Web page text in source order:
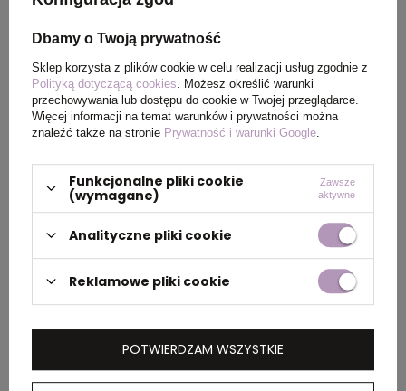
PAKOWANIE
Wymiary
kartonu
zewnętrznego
(m)
0.4x0.36x0.205
Ilość szt. w
kartonie
wewnętrznym
2500
Dbamy o Twoją prywatność
Sklep korzysta z plików cookie w celu realizacji usług zgodnie z
Polityką dotyczącą cookies . Możesz określić warunki
przechowywania lub dostępu do cookie w Twojej przeglądarce.
Więcej informacji na temat warunków i prywatności można
znaleźć także na stronie Prywatność i warunki Google
Funkcjonalne pliki cookie
(wymagane)
Zawsze
aktywne
Analityczne pliki cookie
Reklamowe pliki cookie
POTWIERDZAM WSZYSTKIE